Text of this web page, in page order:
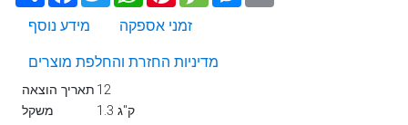
מידע נוסף
זמני אספקה
מדיניות החזרת והחלפת מוצרים
תאריך הוצאה 12
משקל
1.3 ק"ג